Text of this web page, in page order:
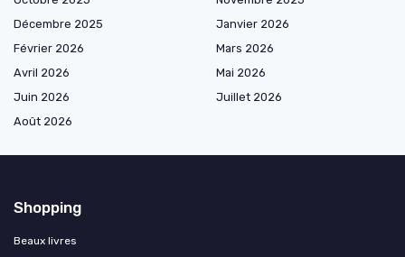
Décembre 2025
Janvier 2026
Février 2026
Mars 2026
Avril 2026
Mai 2026
Juin 2026
Juillet 2026
Août 2026
Shopping
Beaux livres